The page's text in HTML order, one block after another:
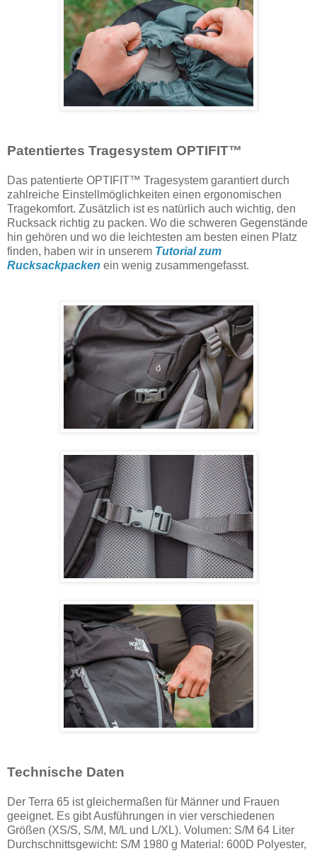
Patentiertes Tragesystem OPTIFIT™
Das patentierte OPTIFIT™ Tragesystem garantiert durch
zahlreiche Einstellmöglichkeiten einen ergonomischen
Tragekomfort. Zusätzlich ist es natürlich auch wichtig, den
Rucksack richtig zu packen. Wo die schweren Gegenstände
hin gehören und wo die leichtesten am besten einen Platz
finden, haben wir in unserem Tutorial zum
Rucksackpacken ein wenig zusammengefasst.
Technische Daten
Der Terra 65 ist gleichermaßen für Männer und Frauen
geeignet. Es gibt Ausführungen in vier verschiedenen
Größen (XS/S, S/M, M/L und L/XL). Volumen: S/M 64 Liter
Durchschnittsgewicht: S/M 1980 g Material: 600D Polyester,